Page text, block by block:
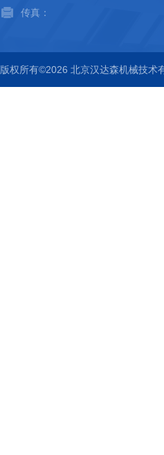
传真：
版权所有©2026 北京汉达森机械技术